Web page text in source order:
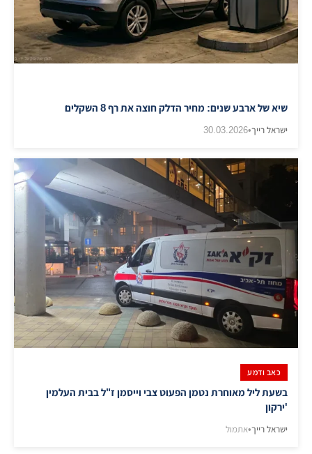
שיא של ארבע שנים: מחיר הדלק חוצה את רף 8 השקלים
ישראל רייך•
30.03.2026
כאב ודמע
בשעת ליל מאוחרת נטמן הפעוט צבי וייסמן ז"ל בבית העלמין
'ירקון
ישראל רייך•אתמול